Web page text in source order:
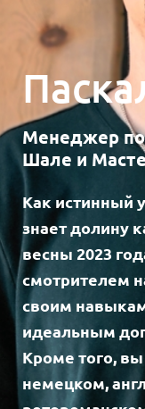
Менеджер
Шале и
Как истинный
знает долину
весны 2023
смотрителем
своим
идеальным
Кроме того,
немецком,